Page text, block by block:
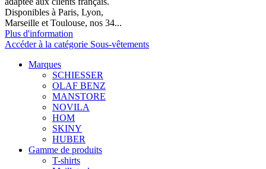
Disponibles à Paris, Lyon,
Marseille et Toulouse, nos 34...
Plus d'information
Accéder à la catégorie Sous-vêtements
Marques
SCHIESSER
OLAF BENZ
MANSTORE
NOVILA
HOM
SKINY
HUBER
Gamme de produits
T-shirts